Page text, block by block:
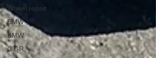
Wheel repair
BMW
BMW
GT-R